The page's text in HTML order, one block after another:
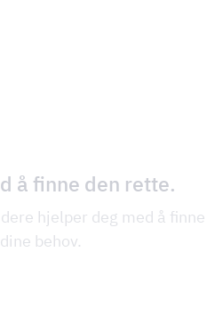
å finne den rette.
hjelper deg med å finne
behov.